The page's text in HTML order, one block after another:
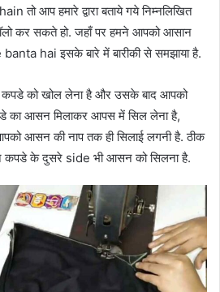
आप हमारे द्वारा बताये गये निम्नलिखित
कर सकते हो. जहाँ पर हमने आपको आसान
hai इसके बारे में बारीकी से समझाया है.
को खोल लेना है और उसके बाद आपको
आसन मिलाकर आपस में सिल लेना है,
आसन की नाप तक ही सिलाई लगनी है. ठीक
कपडे के दुसरे side भी आसन को सिलना है.